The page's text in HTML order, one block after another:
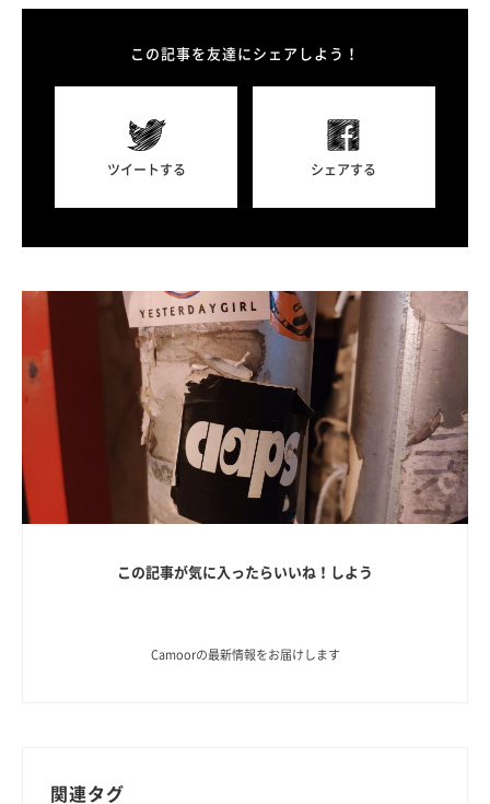
この記事を友達にシェアしよう！
ツイートする シェアする
この記事が気に入ったらいいね！しよう
Camoorの最新情報をお届けします
関連タグ